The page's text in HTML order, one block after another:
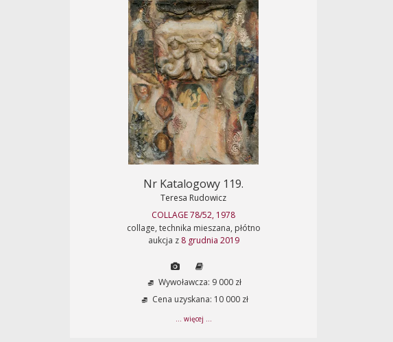
Nr Katalogowy 119.
Teresa Rudowicz
COLLAGE 78/52, 1978
collage, technika mieszana, płótno
aukcja z 8 grudnia 2019
Wywoławcza: 9 000 zł
Cena uzyskana: 10 000 zł
... więcej ...